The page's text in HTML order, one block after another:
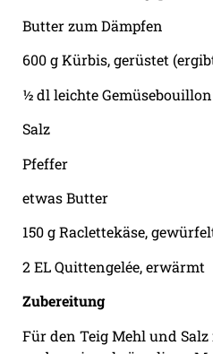
Butter zum Dämpfen
600 g Kürbis, gerüstet
½ dl leichte Gemüsebouillon
Salz
Pfeffer
etwas Butter
150 g Raclettekäse,
2 EL Quittengelée, erwärmt
Zubereitung
Für den Teig Mehl und